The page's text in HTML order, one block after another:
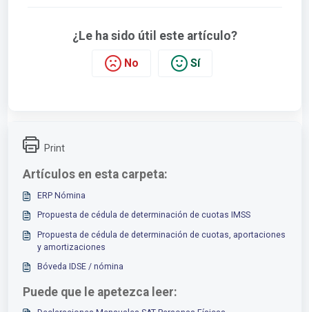
¿Le ha sido útil este artículo?
No Sí
Print
Artículos en esta carpeta:
ERP Nómina
Propuesta de cédula de determinación de cuotas IMSS
Propuesta de cédula de determinación de cuotas, aportaciones
y amortizaciones
Bóveda IDSE / nómina
Puede que le apetezca leer: